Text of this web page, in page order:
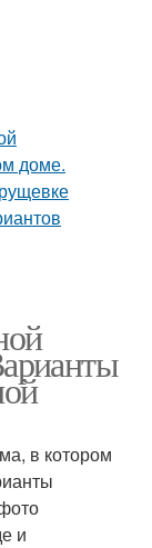
в котором
и